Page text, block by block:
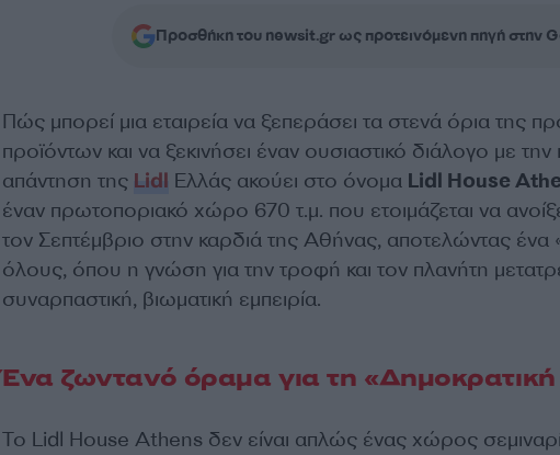
Προσθήκη του newsit.gr ως προτεινόμενη πηγή στην
Πώς μπορεί μια εταιρεία να ξεπεράσει τα στενά όρια της
προϊόντων και να ξεκινήσει έναν ουσιαστικό διάλογο με την
απάντηση της Lidl Ελλάς ακούει στο όνομα Lidl House
έναν πρωτοποριακό χώρο 670 τ.μ. που ετοιμάζεται να
τον Σεπτέμβριο στην καρδιά της Αθήνας, αποτελώντας ένα
όλους, όπου η γνώση για την τροφή και τον πλανήτη
συναρπαστική, βιωματική εμπειρία.
Ένα ζωντανό όραμα για τη
Το Lidl House Athens δεν είναι απλώς ένας χώρος